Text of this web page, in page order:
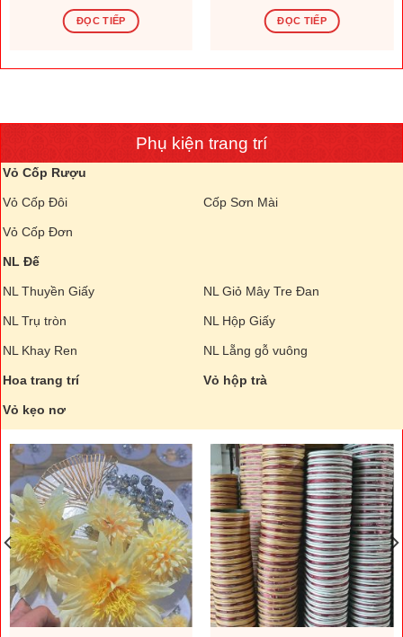
ĐỌC TIẾP ĐỌC TIẾP
Phụ kiện trang trí
Vỏ Cốp Rượu
Vỏ Cốp Đôi Cốp Sơn Mài
Vỏ Cốp Đơn
NL Đế
NL Thuyền Giấy NL Giỏ Mây Tre Đan
NL Trụ tròn NL Hộp Giấy
NL Khay Ren NL Lẵng gỗ vuông
Hoa trang trí Vỏ hộp trà
Vỏ kẹo nơ